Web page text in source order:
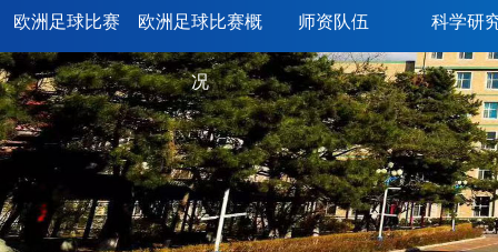
欧洲足球比赛 欧洲足球比赛概
况
师资队伍 科学研